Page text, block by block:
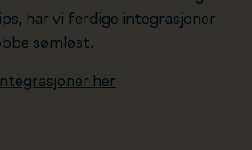
har vi ferdige integrasjoner
sømløst.
her